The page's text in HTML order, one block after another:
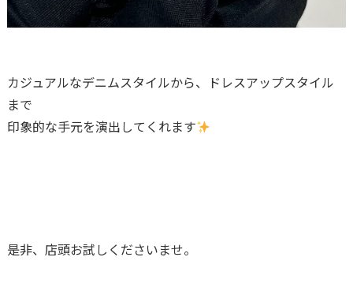
カジュアルなデニムスタイルから、ドレスアップスタイル
まで
印象的な手元を演出してくれます
是非、店頭お試しくださいませ。